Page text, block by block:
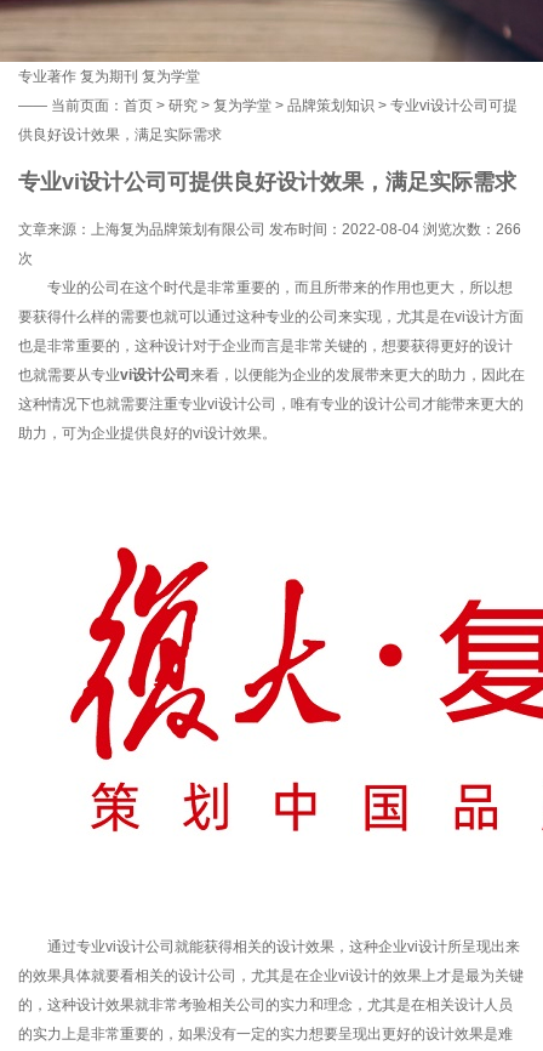
专业著作 复为期刊 复为学堂
—— 当前页面： 首页 > 研究 > 复为学堂 > 品牌策划知识 > 专业vi设计公司可提
供良好设计效果，满足实际需求
专业vi设计公司可提供良好设计效果，满足实际需求
文章来源：上海复为品牌策划有限公司 发布时间：2022-08-04 浏览次数： 266
次
专业的公司在这个时代是非常重要的，而且所带来的作用也更大，所以想
要获得什么样的需要也就可以通过这种专业的公司来实现，尤其是在vi设计方面
也是非常重要的，这种设计对于企业而言是非常关键的，想要获得更好的设计
也就需要从专业vi设计公司 来看，以便能为企业的发展带来更大的助力，因此在
这种情况下也就需要注重专业vi设计公司，唯有专业的设计公司才能带来更大的
助力，可为企业提供良好的vi设计效果。
通过专业vi设计公司就能获得相关的设计效果，这种企业vi设计所呈现出来
的效果具体就要看相关的设计公司，尤其是在企业vi设计的效果上才是最为关键
的，这种设计效果就非常考验相关公司的实力和理念，尤其是在相关设计人员
的实力上是非常重要的，如果没有一定的实力想要呈现出更好的设计效果是难